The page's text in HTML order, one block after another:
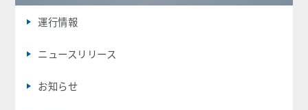
運行情報
ニュースリリース
お知らせ